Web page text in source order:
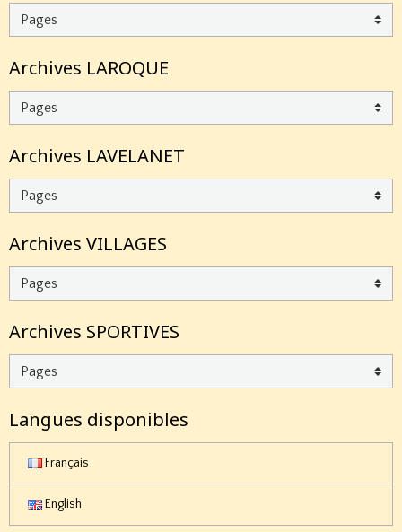
Archives LAROQUE
Archives LAVELANET
Archives VILLAGES
Archives SPORTIVES
Langues disponibles
Français
English